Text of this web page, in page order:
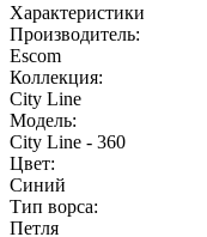
Характеристики
Производитель:
Escom
Коллекция:
City Line
Модель:
City Line - 360
Цвет:
Синий
Тип ворса:
Петля